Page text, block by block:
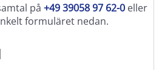
på +49 39058 97 62-0eller
formuläret nedan.